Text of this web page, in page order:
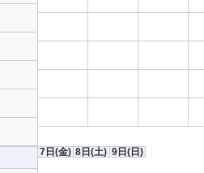
7日(金) 8日(土) 9日 (日)